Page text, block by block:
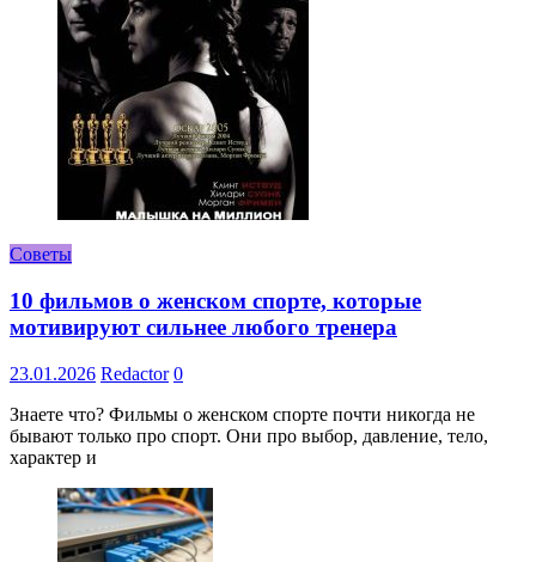
Советы
10 фильмов о женском спорте, которые
мотивируют сильнее любого тренера
23.01.2026 Redactor 0
Знаете что? Фильмы о женском спорте почти никогда не
бывают только про спорт. Они про выбор, давление, тело,
характер и